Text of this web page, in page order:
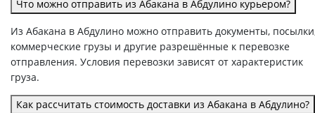
Что можно отправить из Абакана в Абдулино курьером?
Из Абакана в Абдулино можно отправить документы,
коммерческие грузы и другие разрешённые к перевозке
отправления. Условия перевозки зависят от характеристик
груза.
Как рассчитать стоимость доставки из Абакана в Абдулино?